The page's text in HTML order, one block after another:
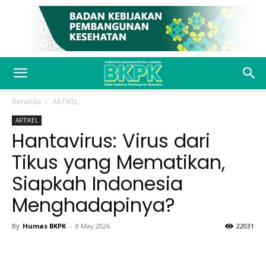
Beranda ARTIKEL
ARTIKEL
Hantavirus: Virus dari
Tikus yang Mematikan,
Siapkah Indonesia
Menghadapinya?
By Humas BKPK - 8 May 2026 22031